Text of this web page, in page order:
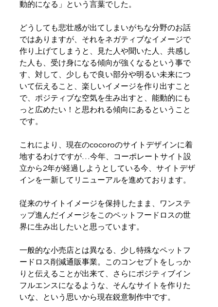
動的になる」という言葉でした。
どうしても悲壮感が出てしまいがちな分野のお話
ではありますが、それをネガティブなイメージで
作り上げてしまうと、見た人や聞いた人、共感し
た人も、受け身になる傾向が強くなるという事で
す、対して、少しもで良い部分や明るい未来につ
いて伝えること、楽しいイメージを作り出すこと
で、ポジティブな空気を生み出すと、能動的にも
っと広めたい！と思われる傾向にあるということ
です。
これにより、現在のcocoroのサイトデザインに着
地するわけですが…今年、コーポレートサイト設
立から2年が経過しようとしている今、サイトデザ
インを一新してリニューアルを進めております。
従来のサイトイメージを保持したまま、ワンステ
ップ進んだイメージをこのペットフードロスの世
界に生み出したいと思っています。
一般的な小売店とは異なる、少し特殊なペットフ
ードロス削減通販事業。このコンセプトをしっか
りと伝えることが出来て、さらにポジティブイン
フルエンスになるような、そんなサイトを作りた
いな、という思いから現在鋭意制作中です。